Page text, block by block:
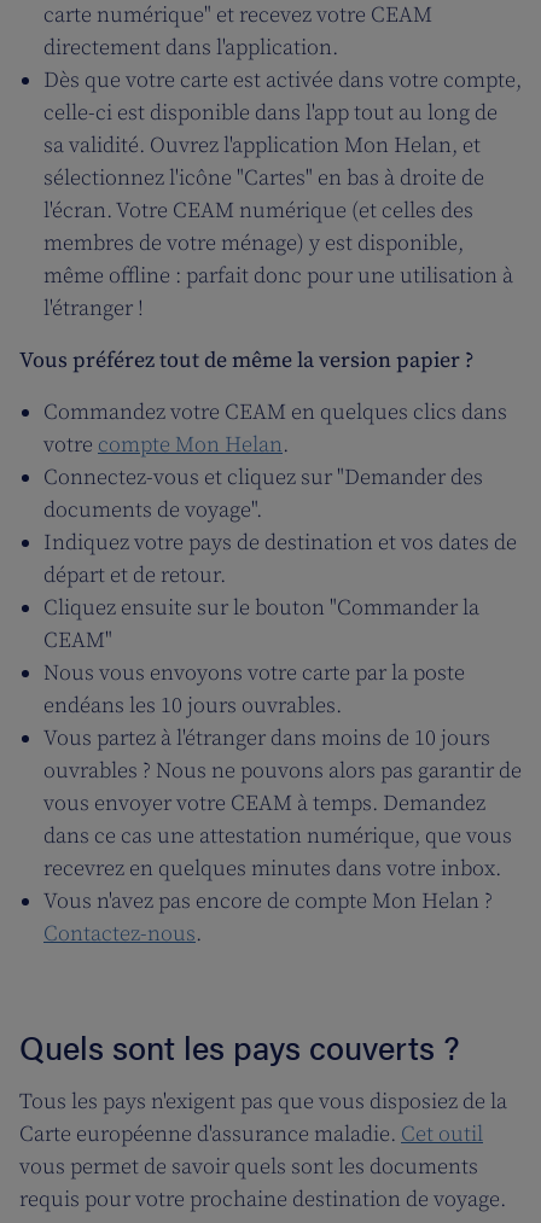
carte numérique" et recevez votre CEAM
directement dans l'application.
Dès que votre carte est activée dans votre compte,
celle-ci est disponible dans l'app tout au long de
sa validité. Ouvrez l'application Mon Helan, et
sélectionnez l'icône "Cartes" en bas à droite de
l'écran. Votre CEAM numérique (et celles des
membres de votre ménage) y est disponible,
même offline : parfait donc pour une utilisation à
l'étranger !
Vous préférez tout de même la version papier ?
Commandez votre CEAM en quelques clics dans
votre compte Mon Helan.
Connectez-vous et cliquez sur "Demander des
documents de voyage".
Indiquez votre pays de destination et vos dates de
départ et de retour.
Cliquez ensuite sur le bouton "Commander la
CEAM"
Nous vous envoyons votre carte par la poste
endéans les 10 jours ouvrables.
Vous partez à l'étranger dans moins de 10 jours
ouvrables ? Nous ne pouvons alors pas garantir de
vous envoyer votre CEAM à temps. Demandez
dans ce cas une attestation numérique, que vous
recevrez en quelques minutes dans votre inbox.
Vous n'avez pas encore de compte Mon Helan ?
Contactez-nous.
Quels sont les pays couverts ?
Tous les pays n'exigent pas que vous disposiez de la
Carte européenne d'assurance maladie. Cet outil
vous permet de savoir quels sont les documents
requis pour votre prochaine destination de voyage.